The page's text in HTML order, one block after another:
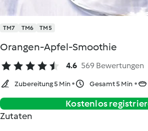
TM7 TM6 TM5
Orangen-Apfel-Smoothie
4.6 569 Bewertungen
Zubereitung 5 Min Gesamt 5 Min
Kostenlos
Zutaten